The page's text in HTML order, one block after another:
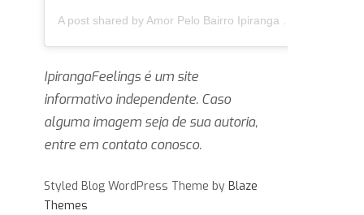
IpirangaFeelings é um site
informativo independente. Caso
alguma imagem seja de sua autoria,
entre em contato conosco.
Styled Blog WordPress Theme by Blaze
Themes